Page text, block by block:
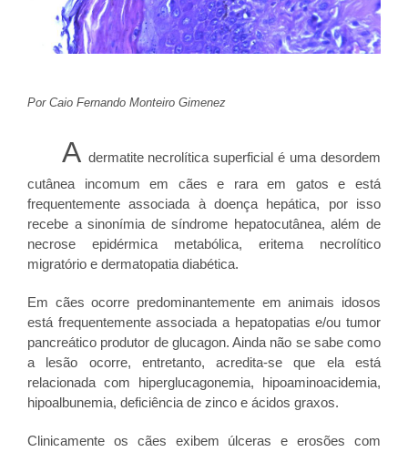
Por Caio Fernando Monteiro Gimenez
A dermatite necrolítica superficial é uma desordem
cutânea incomum em cães e rara em gatos e está
frequentemente associada à doença hepática, por isso
recebe a sinonímia de síndrome hepatocutânea, além de
necrose epidérmica metabólica, eritema necrolítico
migratório e dermatopatia diabética.
Em cães ocorre predominantemente em animais idosos
está frequentemente associada a hepatopatias e/ou tumor
pancreático produtor de glucagon. Ainda não se sabe como
a lesão ocorre, entretanto, acredita-se que ela está
relacionada com hiperglucagonemia, hipoaminoacidemia,
hipoalbunemia, deficiência de zinco e ácidos graxos.
Clinicamente os cães exibem úlceras e erosões com